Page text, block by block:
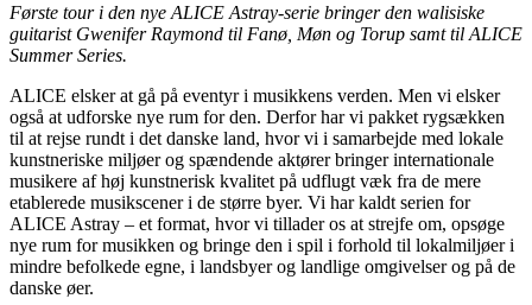
Første tour i den nye ALICE Astray-serie bringer den walisiske
guitarist Gwenifer Raymond til Fanø, Møn og Torup samt til ALICE
Summer Series.
ALICE elsker at gå på eventyr i musikkens verden. Men vi elsker
også at udforske nye rum for den. Derfor har vi pakket rygsækken
til at rejse rundt i det danske land, hvor vi i samarbejde med lokale
kunstneriske miljøer og spændende aktører bringer internationale
musikere af høj kunstnerisk kvalitet på udflugt væk fra de mere
etablerede musikscener i de større byer. Vi har kaldt serien for
ALICE Astray – et format, hvor vi tillader os at strejfe om, opsøge
nye rum for musikken og bringe den i spil i forhold til lokalmiljøer i
mindre befolkede egne, i landsbyer og landlige omgivelser og på de
danske øer.